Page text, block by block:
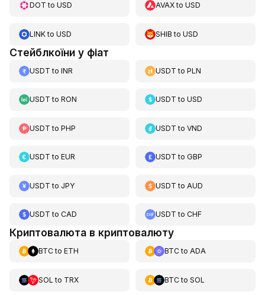
DOT to USD AVAXtoUSD
LINKto USD SHIB toUSD
Стейблкоїни у фіат
USDT to INR USDT toPLN
USDT to RON USDT toUSD
USDT to PHP USDT toVND
USDT to EUR USDT toGBP
USDT to JPY USDT to AUD
USDT to CAD USDT toCHF
Криптовалюта в криптовалюту
BTCto ETH BTCto ADA
SOL to TRX BTCto SOL